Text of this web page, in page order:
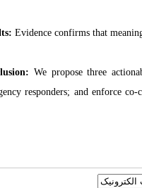
Evidence confirms that
We propose three
responders; and enforce